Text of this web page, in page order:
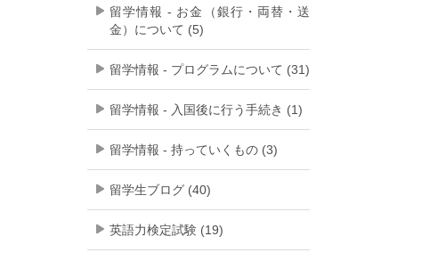
留学情報 - お金（銀行・両替・送
金）について (5)
留学情報 - プログラムについて (31)
留学情報 - 入国後に行う手続き (1)
留学情報 - 持っていくもの (3)
留学生ブログ (40)
英語力検定試験 (19)